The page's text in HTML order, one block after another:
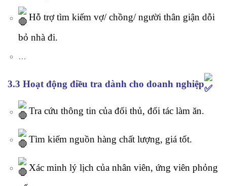
Hỗ trợ tìm kiếm vợ/ chồng/ người thân giận dỗi
bỏ nhà đi.
…
3.3 Hoạt động điều tra dành cho doanh nghiệp
Tra cứu thông tin của đối thủ, đối tác làm ăn.
Tìm kiếm nguồn hàng chất lượng, giá tốt.
Xác minh lý lịch của nhân viên, ứng viên phỏng